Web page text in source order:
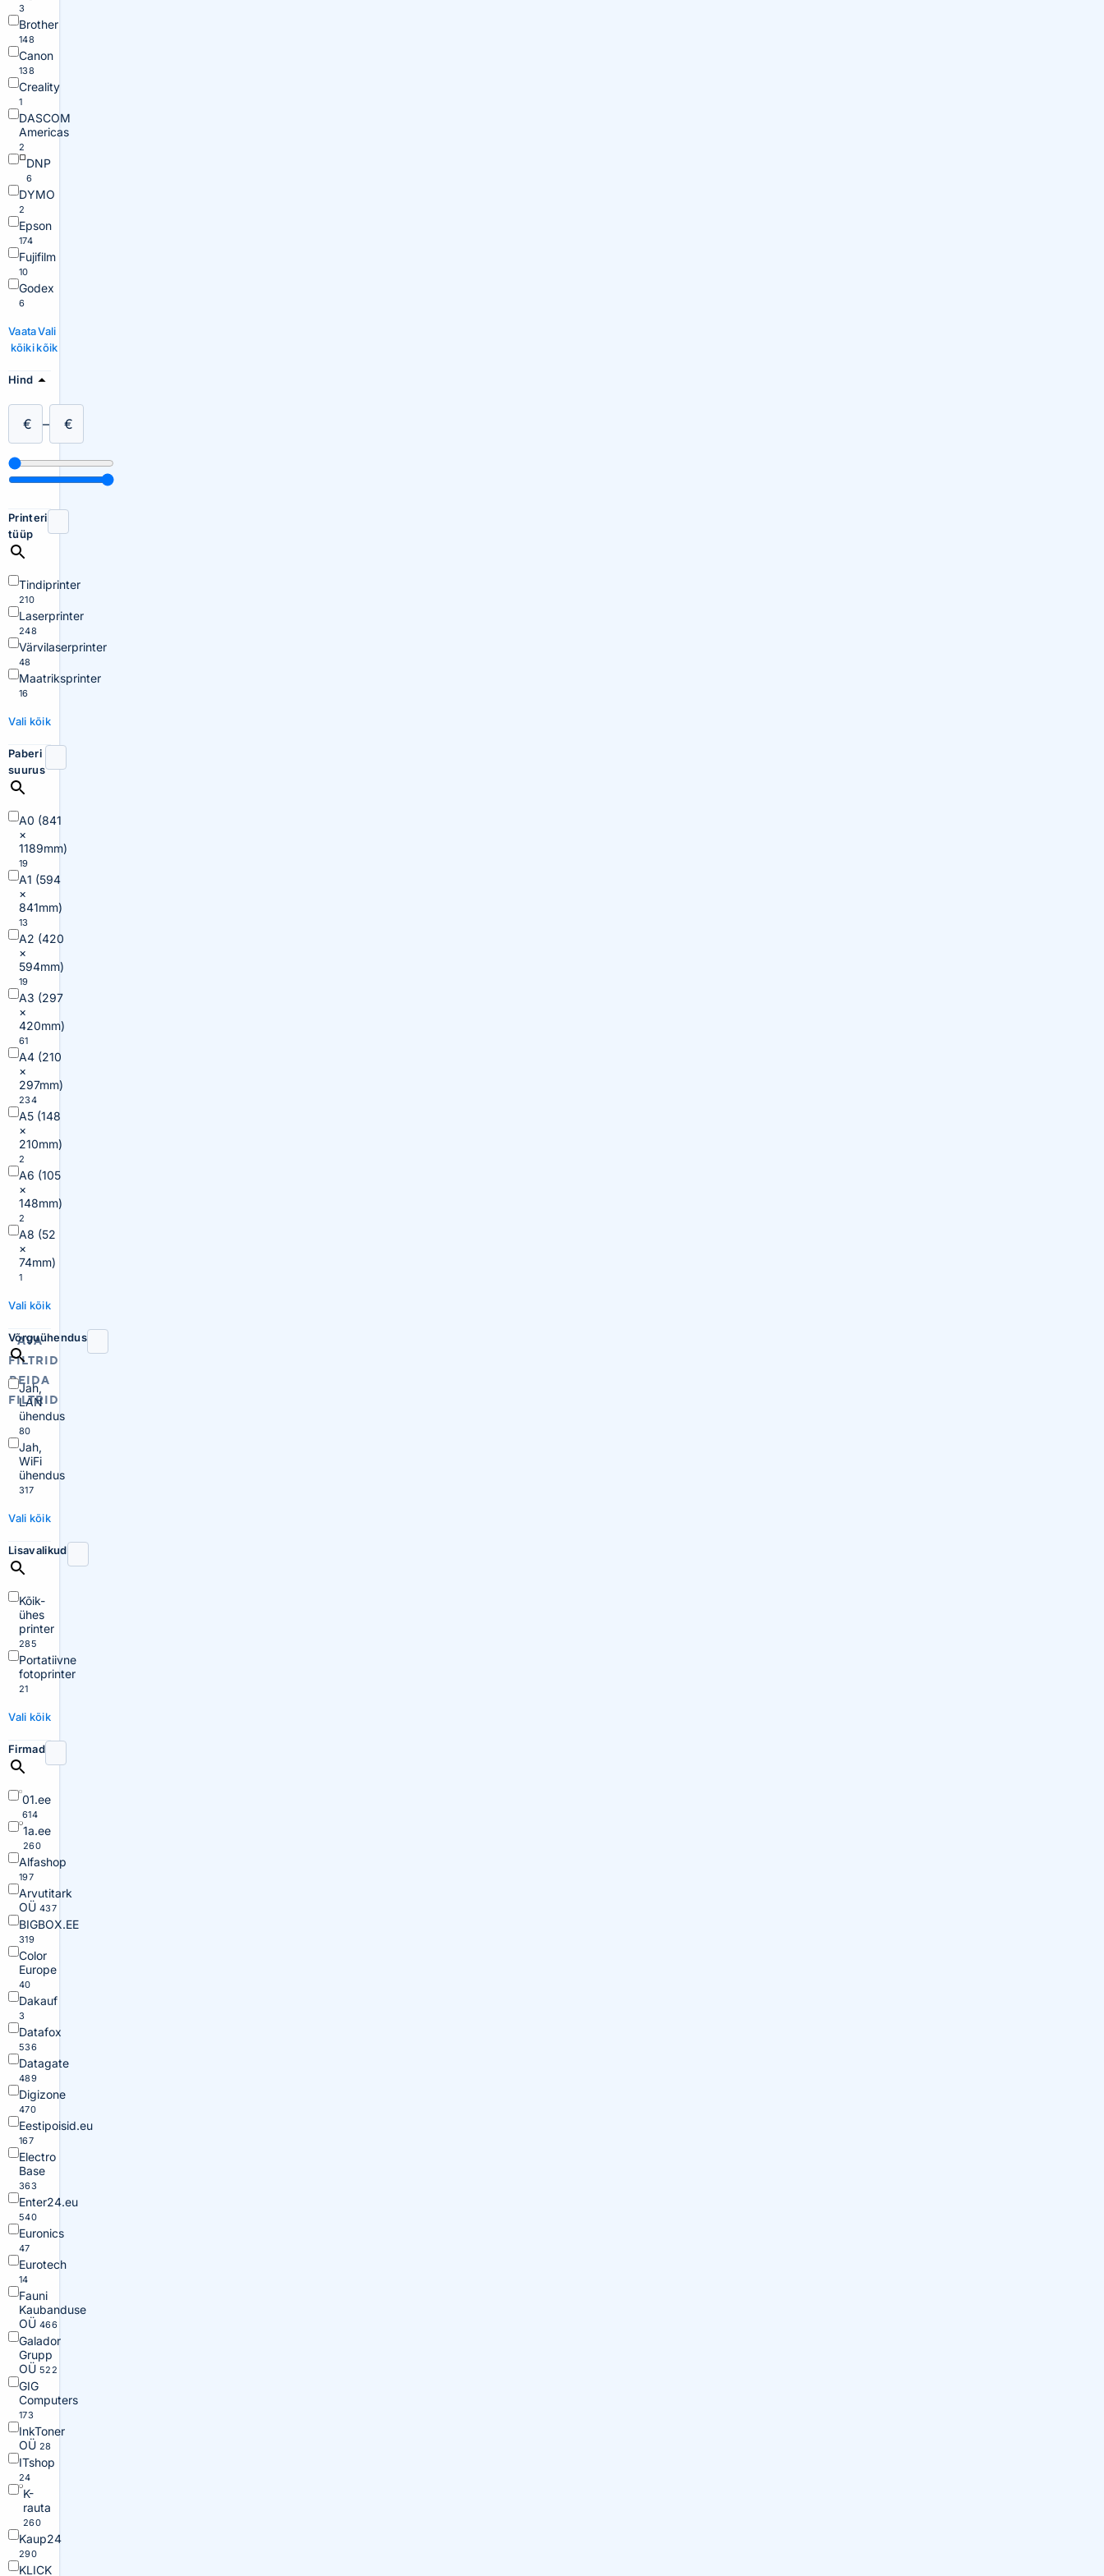
AVA
FILTRID
PEIDA
FILTRID
3
Brother
148
Canon
138
Creality
1
DASCOM
Americas
2
DNP
6
DYMO
2
Epson
174
Fujifilm
10
Godex
6
Vaata
kõiki
Vali
kõik
Hind
€ – €
Printeri
tüüp
Tindiprinter
210
Laserprinter
248
Värvilaserprinter
48
Maatriksprinter
16
Vali kõik
Paberi
suurus
A0 (841
×
1189mm)
19
A1 (594
×
841mm)
13
A2 (420
×
594mm)
19
A3 (297
×
420mm)
61
A4 (210
×
297mm)
234
A5 (148
×
210mm)
2
A6 (105
×
148mm)
2
A8 (52
×
74mm)
1
Vali kõik
Võrguühendus
Jah,
LAN
ühendus
80
Jah,
WiFi
ühendus
317
Vali kõik
Lisavalikud
Kõik-
ühes
printer
285
Portatiivne
fotoprinter
21
Vali kõik
Firmad
01.ee
614
1a.ee
260
Alfashop
197
Arvutitark
OÜ 437
BIGBOX.EE
319
Color
Europe
40
Dakauf
3
Datafox
536
Datagate
489
Digizone
470
Eestipoisid.eu
167
Electro
Base
363
Enter24.eu
540
Euronics
47
Eurotech
14
Fauni
Kaubanduse
OÜ 466
Galador
Grupp
OÜ 522
GIG
Computers
173
InkToner
OÜ 28
ITshop
24
K-
rauta
260
Kaup24
290
KLICK